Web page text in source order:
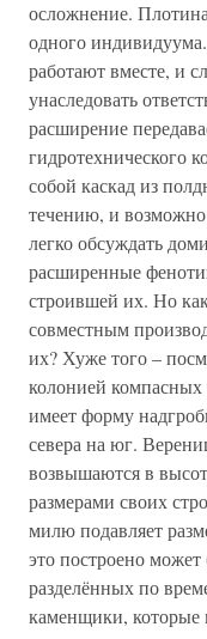
осложнение.
одного
работают вместе, и
унаследовать
расширение
гидротехнического
собой каскад из
течению, и
легко обсуждать
расширенные
строившей их. Но
совместным
их? Хуже того –
колонией
имеет форму
севера на юг.
возвышаются в
размерами своих
милю подавляет
это построено
разделённых по
каменщики, которые